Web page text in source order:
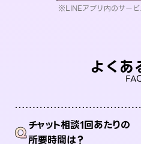
※LINEアプリ内のサービ
よくあ
Qチャット相談1回あたりの
所要時間は？